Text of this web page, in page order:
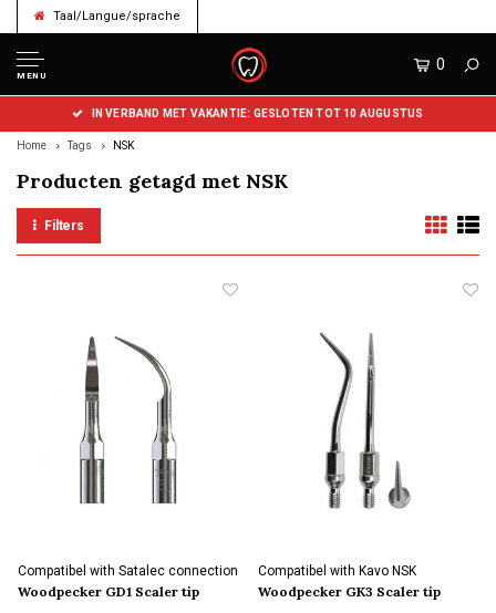
Taal/Langue/sprache
MENU
0
IN VERBAND MET VAKANTIE: GESLOTEN TOT 10 AUGUSTUS
Home Tags NSK
Producten getagd met NSK
Filters
Compatibel with Satalec connection
Woodpecker GD1 Scaler tip
Compatibel with Kavo NSK
connection
Woodpecker GK3 Scaler tip